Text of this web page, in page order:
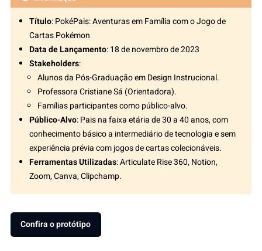
Título: PokéPais: Aventuras em Família com o Jogo de
Cartas Pokémon
Data de Lançamento: 18 de novembro de 2023
Stakeholders:
Alunos da Pós-Graduação em Design Instrucional.
Professora Cristiane Sá (Orientadora).
Famílias participantes como público-alvo.
Público-Alvo: Pais na faixa etária de 30 a 40 anos, com
conhecimento básico a intermediário de tecnologia e sem
experiência prévia com jogos de cartas colecionáveis.
Ferramentas Utilizadas: Articulate Rise 360, Notion,
Zoom, Canva, Clipchamp.
Confira o protótipo